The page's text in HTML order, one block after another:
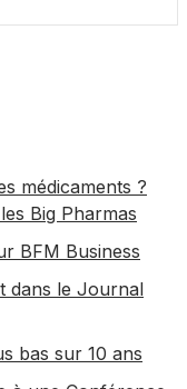
médicaments ?
Big Pharmas
BFM Business
dans le Journal
bas sur 10 ans